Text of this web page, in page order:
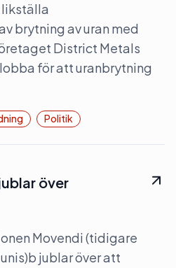
brytning av uran med
District Metals
för att uranbrytning
Politik
över
Movendi (tidigare
jublar över att